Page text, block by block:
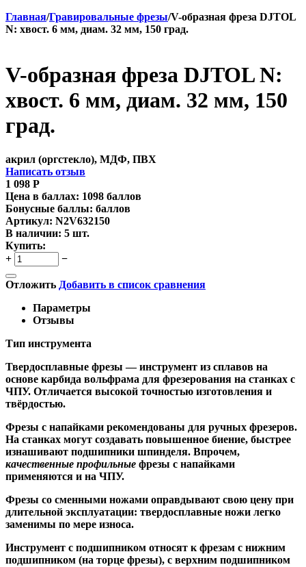
Главная/Гравировальные фрезы/V-образная фреза DJTOL
N: хвост. 6 мм, диам. 32 мм, 150 град.
V-образная фреза DJTOL N:
хвост. 6 мм, диам. 32 мм, 150
град.
акрил (оргстекло), МДФ, ПВХ
Написать отзыв
1 098 Р
Цена в баллах: 1098 баллов
Бонусные баллы: баллов
Артикул: N2V632150
В наличии: 5 шт.
Купить:
+
−
Отложить Добавить в список сравнения
Параметры
Отзывы
Тип инструмента
Твердосплавные фрезы — инструмент из сплавов на
основе карбида вольфрама для фрезерования на станках с
ЧПУ. Отличается высокой точностью изготовления и
твёрдостью.
Фрезы с напайками рекомендованы для ручных фрезеров.
На станках могут создавать повышенное биение, быстрее
изнашивают подшипники шпинделя. Впрочем,
качественные профильные фрезы с напайками
применяются и на ЧПУ.
Фрезы со сменными ножами оправдывают свою цену при
длительной эксплуатации: твердосплавные ножи легко
заменимы по мере износа.
Инструмент с подшипником относят к фрезам с нижним
подшипником (на торце фрезы), с верхним подшипником